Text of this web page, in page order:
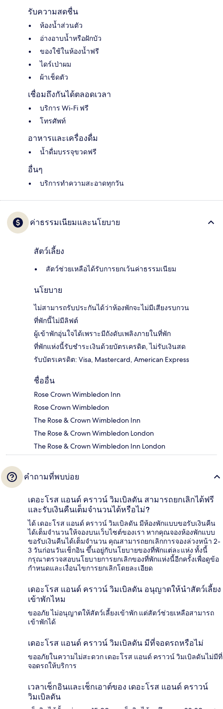
รับความสดชื่น
ห้องน้ำส่วนตัว
อ่างอาบน้ำหรือฝักบัว
ของใช้ในห้องน้ำฟรี
ไดร์เป่าผม
ผ้าเช็ดตัว
เชื่อมถึงกันได้ตลอดเวลา
บริการ Wi-Fi ฟรี
โทรศัพท์
อาหารและเครื่องดื่ม
น้ำดื่มบรรจุขวดฟรี
อื่นๆ
บริการทำความสะอาดทุกวัน
ค่าธรรมเนียมและนโยบาย
สัตว์เลี้ยง
สัตว์ช่วยเหลือได้รับการยกเว้นค่าธรรมเนียม
นโยบาย
ไม่สามารถรับประกันได้ว่าห้องพักจะไม่มีเสียงรบกวน
ที่พักนี้ไม่มีลิฟต์
ผู้เข้าพักอุ่นใจได้เพราะมีถังดับเพลิงภายในที่พัก
ที่พักแห่งนี้รับชำระเงินด้วยบัตรเครดิต, ไม่รับเงินสด
รับบัตรเครดิต: Visa, Mastercard, American Express
ชื่ออื่น
Rose Crown Wimbledon Inn
Rose Crown Wimbledon
The Rose & Crown Wimbledon Inn
The Rose & Crown Wimbledon London
The Rose & Crown Wimbledon Inn London
คำถามที่พบบ่อย
เดอะโรส แอนด์ คราวน์ วิมเบิลดัน สามารถยกเลิกได้ฟรี
และรับเงินคืนเต็มจำนวนได้หรือไม่?
ได้ เดอะโรส แอนด์ คราวน์ วิมเบิลดัน มีห้องพักแบบขอรับเงินคืน
ได้เต็มจำนวนให้จองบนเว็บไซต์ของเรา หากคุณจองห้องพักแบบ
ขอรับเงินคืนได้เต็มจำนวน คุณสามารถยกเลิกการจองล่วงหน้า 2-
3 วันก่อนวันเช็กอิน ขึ้นอยู่กับนโยบายของที่พักแต่ละแห่ง ทั้งนี้
กรุณาตรวจสอบนโยบายการยกเลิกของที่พักแห่งนี้อีกครั้งเพื่อดูข้อ
กำหนดและเงื่อนไขการยกเลิกโดยละเอียด
เดอะโรส แอนด์ คราวน์ วิมเบิลดัน อนุญาตให้นำสัตว์เลี้ยง
เข้าพักไหม
ขออภัย ไม่อนุญาตให้สัตว์เลี้ยงเข้าพัก แต่สัตว์ช่วยเหลือสามารถ
เข้าพักได้
เดอะโรส แอนด์ คราวน์ วิมเบิลดัน มีที่จอดรถหรือไม่
ขออภัยในความไม่สะดวก เดอะโรส แอนด์ คราวน์ วิมเบิลดันไม่มีที่
จอดรถให้บริการ
เวลาเช็กอินและเช็กเอาต์ของ เดอะโรส แอนด์ คราวน์
วิมเบิลดัน